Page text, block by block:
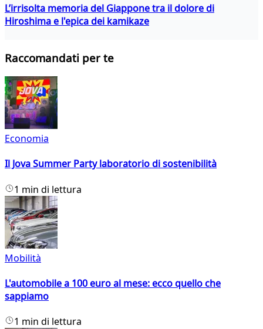
L’irrisolta memoria del Giappone tra il dolore di
Hiroshima e l'epica dei kamikaze
Raccomandati per te
Economia
Il Jova Summer Party laboratorio di sostenibilità
1 min di lettura
Mobilità
L'automobile a 100 euro al mese: ecco quello che
sappiamo
1 min di lettura